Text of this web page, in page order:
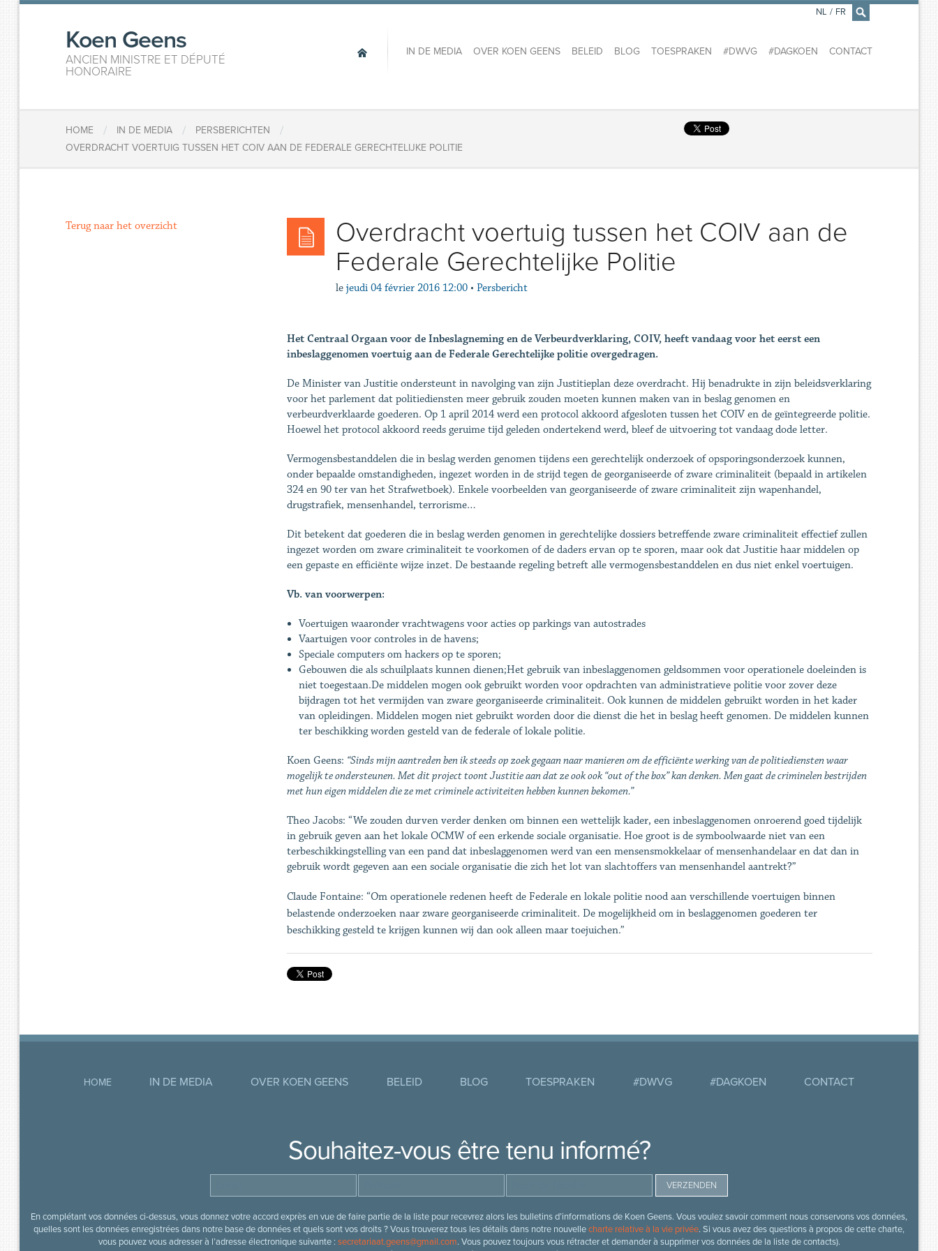
×
Koen Geens
ANCIEN MINISTRE ET DÉPUTÉ
HONORAIRE
IN DE MEDIA OVER KOEN GEENS BELEID BLOG TOESPRAKEN #DWVG #DAGKOEN CONTACT
NL / FR
HOME / IN DE MEDIA / PERSBERICHTEN /
OVERDRACHT VOERTUIG TUSSEN HET COIV AAN DE FEDERALE GERECHTELIJKE POLITIE
Overdracht voertuig tussen het COIV aan de
Federale Gerechtelijke Politie
le jeudi 04 février 2016 12:00 • Persbericht
Het Centraal Orgaan voor de Inbeslagneming en de Verbeurdverklaring, COIV, heeft vandaag voor het eerst een
inbeslaggenomen voertuig aan de Federale Gerechtelijke politie overgedragen.
De Minister van Justitie ondersteunt in navolging van zijn Justitieplan deze overdracht. Hij benadrukte in zijn beleidsverklaring
voor het parlement dat politiediensten meer gebruik zouden moeten kunnen maken van in beslag genomen en
verbeurdverklaarde goederen. Op 1 april 2014 werd een protocol akkoord afgesloten tussen het COIV en de geïntegreerde politie.
Hoewel het protocol akkoord reeds geruime tijd geleden ondertekend werd, bleef de uitvoering tot vandaag dode letter.
Vermogensbestanddelen die in beslag werden genomen tijdens een gerechtelijk onderzoek of opsporingsonderzoek kunnen,
onder bepaalde omstandigheden, ingezet worden in de strijd tegen de georganiseerde of zware criminaliteit (bepaald in artikelen
324 en 90 ter van het Strafwetboek). Enkele voorbeelden van georganiseerde of zware criminaliteit zijn wapenhandel,
drugstrafiek, mensenhandel, terrorisme…
Dit betekent dat goederen die in beslag werden genomen in gerechtelijke dossiers betreffende zware criminaliteit effectief zullen
ingezet worden om zware criminaliteit te voorkomen of de daders ervan op te sporen, maar ook dat Justitie haar middelen op
een gepaste en efficiënte wijze inzet. De bestaande regeling betreft alle vermogensbestanddelen en dus niet enkel voertuigen.
Vb. van voorwerpen:
Voertuigen waaronder vrachtwagens voor acties op parkings van autostrades
Vaartuigen voor controles in de havens;
Speciale computers om hackers op te sporen;
Gebouwen die als schuilplaats kunnen dienen;Het gebruik van inbeslaggenomen geldsommen voor operationele doeleinden is
niet toegestaan.De middelen mogen ook gebruikt worden voor opdrachten van administratieve politie voor zover deze
bijdragen tot het vermijden van zware georganiseerde criminaliteit. Ook kunnen de middelen gebruikt worden in het kader
van opleidingen. Middelen mogen niet gebruikt worden door die dienst die het in beslag heeft genomen. De middelen kunnen
ter beschikking worden gesteld van de federale of lokale politie.
Koen Geens: “Sinds mijn aantreden ben ik steeds op zoek gegaan naar manieren om de efficiënte werking van de politiediensten waar
mogelijk te ondersteunen. Met dit project toont Justitie aan dat ze ook ook “out of the box” kan denken. Men gaat de criminelen bestrijden
met hun eigen middelen die ze met criminele activiteiten hebben kunnen bekomen.”
Theo Jacobs: “We zouden durven verder denken om binnen een wettelijk kader, een inbeslaggenomen onroerend goed tijdelijk
in gebruik geven aan het lokale OCMW of een erkende sociale organisatie. Hoe groot is de symboolwaarde niet van een
terbeschikkingstelling van een pand dat inbeslaggenomen werd van een mensensmokkelaar of mensenhandelaar en dat dan in
gebruik wordt gegeven aan een sociale organisatie die zich het lot van slachtoffers van mensenhandel aantrekt?”
Claude Fontaine: “Om operationele redenen heeft de Federale en lokale politie nood aan verschillende voertuigen binnen
belastende onderzoeken naar zware georganiseerde criminaliteit. De mogelijkheid om in beslaggenomen goederen ter
beschikking gesteld te krijgen kunnen wij dan ook alleen maar toejuichen.”
Terug naar het overzicht
HOME IN DE MEDIA OVER KOEN GEENS BELEID BLOG TOESPRAKEN #DWVG #DAGKOEN CONTACT
Souhaitez-vous être tenu informé?
En complétant vos données ci-dessus, vous donnez votre accord exprès en vue de faire partie de la liste pour recevrez alors les bulletins d’informations de Koen Geens. Vous voulez savoir comment nous conservons vos données,
quelles sont les données enregistrées dans notre base de données et quels sont vos droits ? Vous trouverez tous les détails dans notre nouvellecharte relative à la vie privée. Si vous avez des questions à propos de cette charte,
vous pouvez vous adresser à l’adresse électronique suivante : secretariaat.geens@gmail.com. Vous pouvez toujours vous rétracter et demander à supprimer vos données de la liste de contacts).